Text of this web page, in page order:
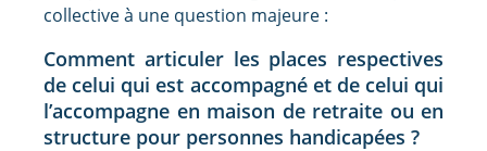
collective à une question majeure :
Comment articuler les places respectives
de celui qui est accompagné et de celui qui
l’accompagne en maison de retraite ou en
structure pour personnes handicapées ?